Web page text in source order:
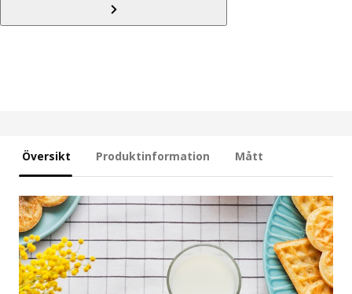
Översikt Produktinformation Mått